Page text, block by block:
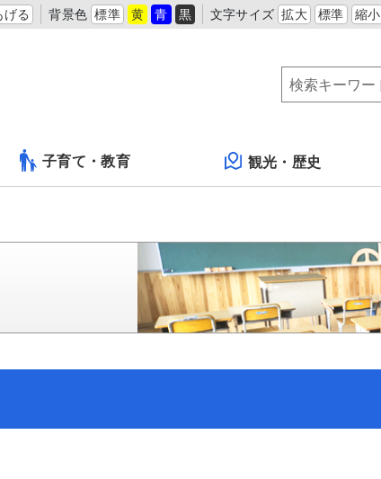
げる 背景色 標準 黄 青 黒 文字サイズ 拡大 標準 縮小
子育て・教育 観光・歴史